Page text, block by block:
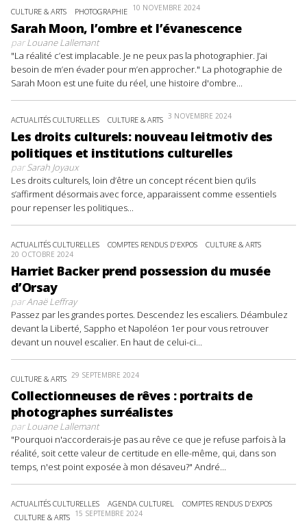
CULTURE & ARTS PHOTOGRAPHIE 10 NOVEMBRE 2024
Sarah Moon, l’ombre et l’évanescence
parLouane Lallemant
"La réalité c’est implacable. Je ne peux pas la photographier. J’ai
besoin de m’en évader pour m’en approcher." La photographie de
Sarah Moon est une fuite du réel, une histoire d'ombre...
ACTUALITÉS CULTURELLES CULTURE & ARTS 3 NOVEMBRE 2024
Les droits culturels: nouveau leitmotiv des
politiques et institutions culturelles
parSarah Joyaux
Les droits culturels, loin d’être un concept récent bien qu’ils
s’affirment désormais avec force, apparaissent comme essentiels
pour repenser les politiques...
ACTUALITÉS CULTURELLES COMPTES RENDUS D'EXPOS CULTURE & ARTS
20 OCTOBRE 2024
Harriet Backer prend possession du musée
d’Orsay
parAnaë Leffray
Passez par les grandes portes. Descendez les escaliers. Déambulez
devant la Liberté, Sappho et Napoléon 1er pour vous retrouver
devant un nouvel escalier. En haut de celui-ci...
CULTURE & ARTS 29 SEPTEMBRE 2024
Collectionneuses de rêves : portraits de
photographes surréalistes
parLouane Lallemant
"Pourquoi n'accorderais-je pas au rêve ce que je refuse parfois à la
réalité, soit cette valeur de certitude en elle-même, qui, dans son
temps, n'est point exposée à mon désaveu?" André...
ACTUALITÉS CULTURELLES AGENDA CULTUREL
COMPTES RENDUS D'EXPOS
CULTURE & ARTS 15 SEPTEMBRE 2024